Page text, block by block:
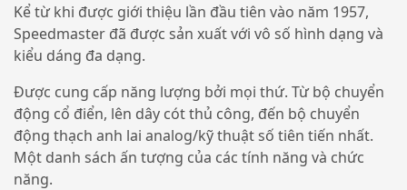
Kể từ khi được giới thiệu lần đầu tiên vào năm 1957,
Speedmaster đã được sản xuất với vô số hình dạng và
kiểu dáng đa dạng.
Được cung cấp năng lượng bởi mọi thứ. Từ bộ chuyển
động cổ điển, lên dây cót thủ công, đến bộ chuyển
động thạch anh lai analog/kỹ thuật số tiên tiến nhất.
Một danh sách ấn tượng của các tính năng và chức
năng.